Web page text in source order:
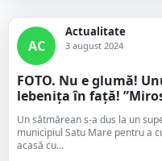
AC
Actualitate
3 august 2024
FOTO. Nu e glumă!
lebenița în față!
Un sătmărean s-a dus la un
municipiul Satu Mare pentru a
acasă cu...